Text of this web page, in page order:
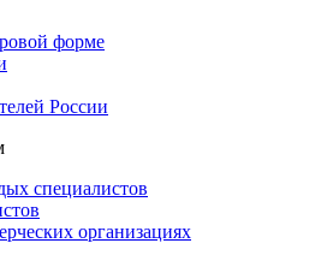
форме
России
специалистов
организациях